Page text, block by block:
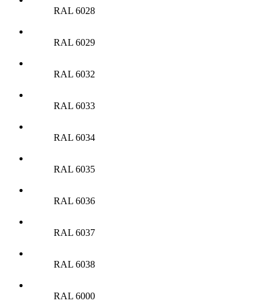
RAL 6028
RAL 6029
RAL 6032
RAL 6033
RAL 6034
RAL 6035
RAL 6036
RAL 6037
RAL 6038
RAL 6000